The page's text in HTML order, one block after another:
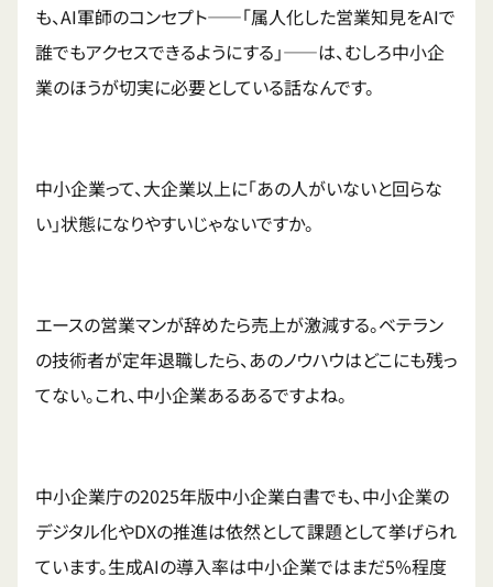
も、AI軍師のコンセプト——「属人化した営業知見をAIで
誰でもアクセスできるようにする」——は、むしろ中小企
業のほうが切実に必要としている話なんです。
中小企業って、大企業以上に「あの人がいないと回らな
い」状態になりやすいじゃないですか。
エースの営業マンが辞めたら売上が激減する。ベテラン
の技術者が定年退職したら、あのノウハウはどこにも残っ
てない。これ、中小企業あるあるですよね。
中小企業庁の2025年版中小企業白書でも、中小企業の
デジタル化やDXの推進は依然として課題として挙げられ
ています。生成AIの導入率は中小企業ではまだ5%程度